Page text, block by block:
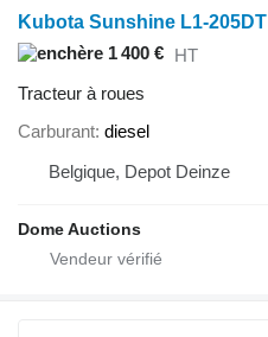
Kubota Sunshine L1-205DT
1 400 € HT
Tracteur à roues
Carburant diesel
Belgique, Depot Deinze
Dome Auctions